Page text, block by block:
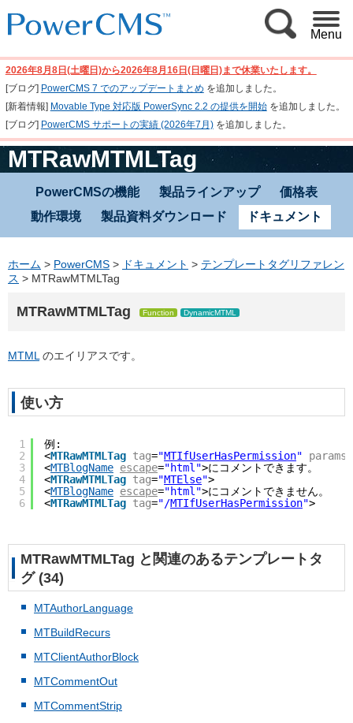
Menu
2026年8月8日(土曜日)から2026年8月16日(日曜日)まで休業いたします。
[ブログ] PowerCMS 7 でのアップデートまとめ を追加しました。
[新着情報] Movable Type 対応版 PowerSync 2.2 の提供を開始を追加しました。
[ブログ] PowerCMS サポートの実績 (2026年7月)を追加しました。
MTRawMTMLTag
PowerCMSの機能 製品ラインアップ
価格表
動作環境
製品資料ダウンロード ドキュメント
ホーム > PowerCMS > ドキュメント > テンプレートタグリファレン
ス > MTRawMTMLTag
MTRawMTMLTag Function DynamicMTML
MTML のエイリアスです。
使い方
1
2
3
4
5
6
例:
<MTRawMTMLTag tag="MTIfUserHasPermission" params
<MTBlogName escape="html">にコメントできます。
<MTRawMTMLTag tag="MTElse">
<MTBlogName escape="html">にコメントできません。
<MTRawMTMLTag tag="/MTIfUserHasPermission">
MTRawMTMLTag と関連のあるテンプレートタ
グ (34)
MTAuthorLanguage
MTBuildRecurs
MTClientAuthorBlock
MTCommentOut
MTCommentStrip